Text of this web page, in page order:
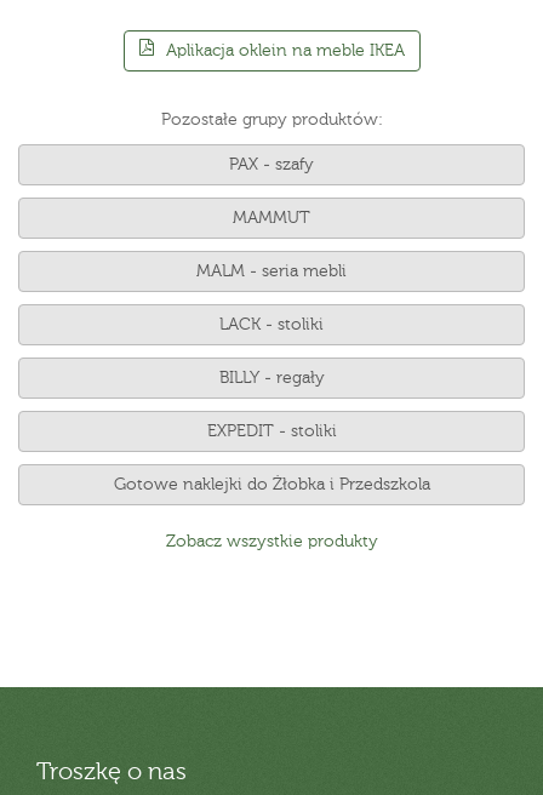
Aplikacja oklein na meble IKEA
Pozostałe grupy produktów:
PAX - szafy
MAMMUT
MALM - seria mebli
LACK - stoliki
BILLY - regały
EXPEDIT - stoliki
Gotowe naklejki do Żłobka i Przedszkola
Zobacz wszystkie produkty
Troszkę o nas